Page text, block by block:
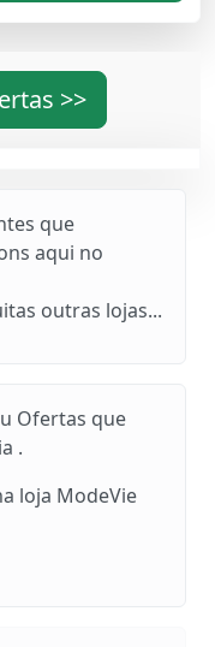
>>
que
aqui no
outras lojas...
Ofertas que
.
loja ModeVie